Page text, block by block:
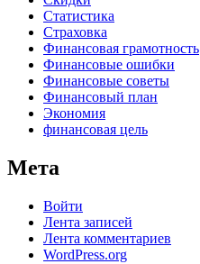
Статистика
Страховка
Финансовая грамотность
Финансовые ошибки
Финансовые советы
Финансовый план
Экономия
финансовая цель
Мета
Войти
Лента записей
Лента комментариев
WordPress.org